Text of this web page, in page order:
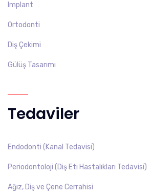
Implant
Ortodonti
Diş Çekimi
Gülüş Tasarımı
Tedaviler
Endodonti (Kanal Tedavisi)
Periodontoloji (Diş Eti Hastalıkları Tedavisi)
Ağız, Diş ve Çene Cerrahisi